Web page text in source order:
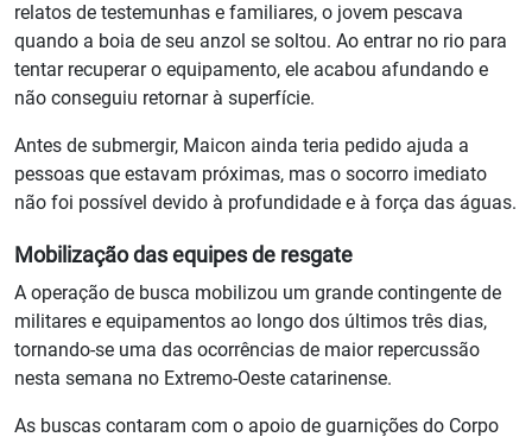
relatos de testemunhas e familiares, o jovem pescava
quando a boia de seu anzol se soltou. Ao entrar no rio para
tentar recuperar o equipamento, ele acabou afundando e
não conseguiu retornar à superfície.
Antes de submergir, Maicon ainda teria pedido ajuda a
pessoas que estavam próximas, mas o socorro imediato
não foi possível devido à profundidade e à força das águas.
Mobilização das equipes de resgate
A operação de busca mobilizou um grande contingente de
militares e equipamentos ao longo dos últimos três dias,
tornando-se uma das ocorrências de maior repercussão
nesta semana no Extremo-Oeste catarinense.
As buscas contaram com o apoio de guarnições do Corpo